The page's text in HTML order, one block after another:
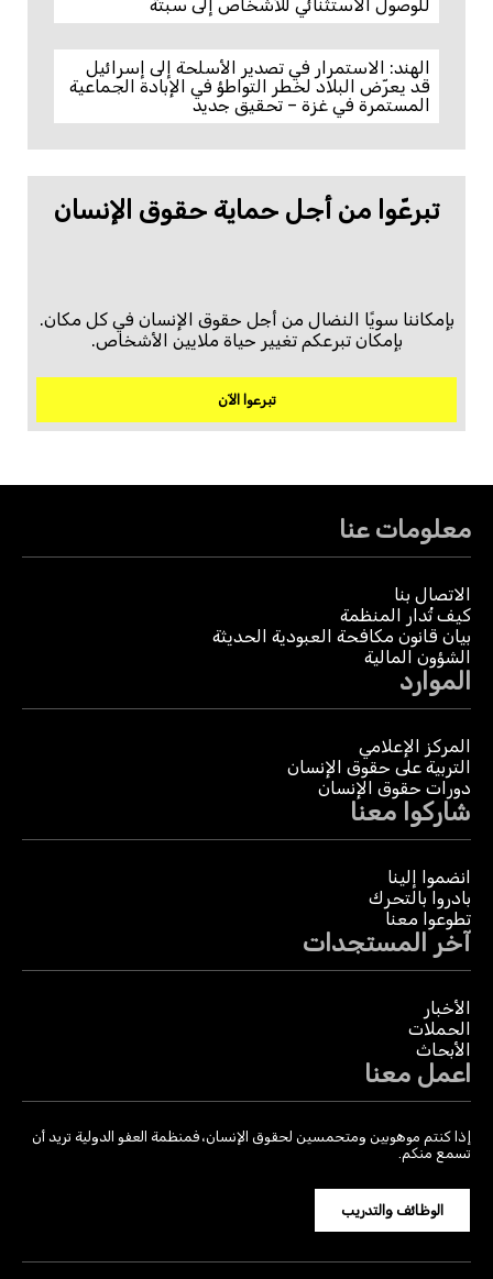
للوصول الاستثنائي للأشخاص إلى سبتة
الهند: الاستمرار في تصدير الأسلحة إلى إسرائيل
قد يعرّض البلاد لخطر التواطؤ في الإبادة الجماعية
المستمرة في غزة – تحقيق جديد
تبرعّوا من أجل حماية حقوق الإنسان
بإمكاننا سويًا النضال من أجل حقوق الإنسان في كل مكان.
بإمكان تبرعكم تغيير حياة ملايين الأشخاص.
تبرعوا الآن
معلومات عنا
الاتصال بنا
كيف تُدار المنظمة
بيان قانون مكافحة العبودية الحديثة
الشؤون المالية
الموارد
المركز الإعلامي
التربية على حقوق الإنسان
دورات حقوق الإنسان
شاركوا معنا
انضموا إلينا
بادروا بالتحرك
تطوعوا معنا
آخر المستجدات
الأخبار
الحملات
الأبحاث
اعمل معنا
إذا كنتم موهوبين ومتحمسين لحقوق الإنسان، فمنظمة العفو الدولية تريد أن
تسمع منكم.
الوظائف والتدريب